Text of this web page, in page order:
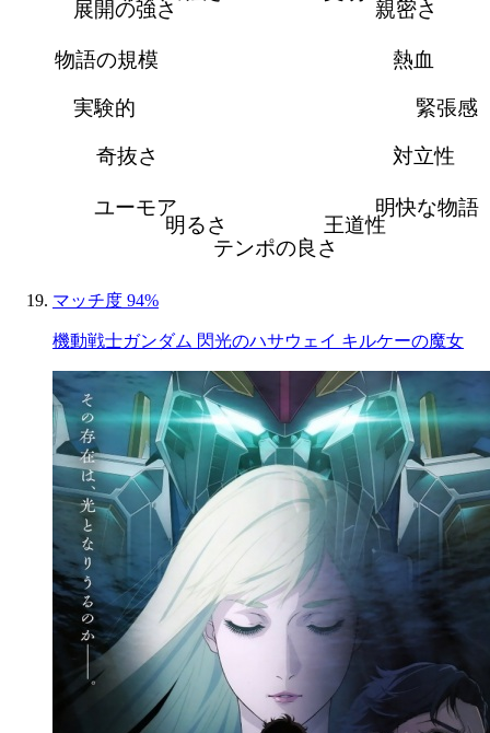
親密さ
熱血
緊張感
対立性
明快な物語
王道性
テンポの良さ
明るさ
ユーモア
奇抜さ
実験的
物語の規模
展開の強さ
マッチ度 94%
機動戦士ガンダム 閃光のハサウェイ キルケーの魔女